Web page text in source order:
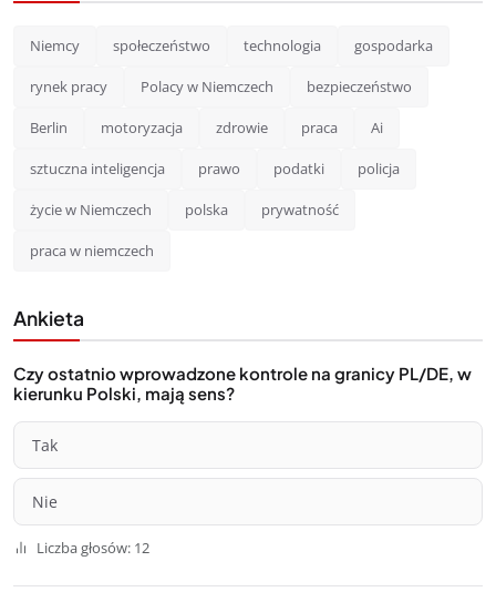
Niemcy społeczeństwo technologia gospodarka
rynek pracy Polacy w Niemczech bezpieczeństwo
Berlin motoryzacja zdrowie praca Ai
sztuczna inteligencja prawo podatki policja
życie w Niemczech polska prywatność
praca w niemczech
Ankieta
Czy ostatnio wprowadzone kontrole na granicy PL/DE, w
kierunku Polski, mają sens?
Tak
Nie
Liczba głosów: 12